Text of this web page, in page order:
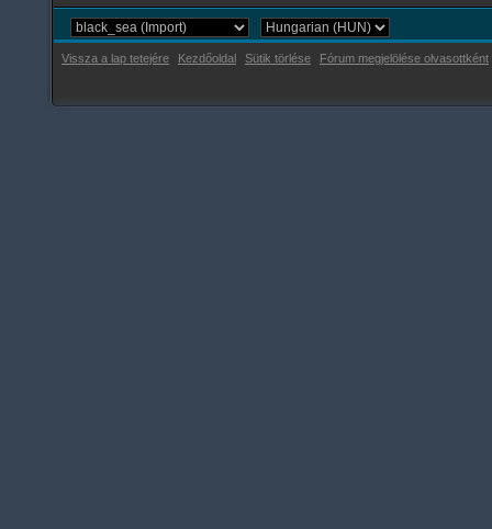
Vissza a lap tetejére Kezdőoldal Sütik törlése Fórum megjelölése olvasottként